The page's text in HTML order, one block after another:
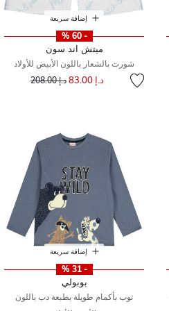
إضافة سريعة
- 60 %
ميتش اند سون
شورت بالشعار باللون الأبيض للأولاد
د.إ 83.00 سعر مخفض من
د.إ 208.00 إلى
إضافة سريعة
- 31 %
بوبولي
توب بأكمام طويلة بطبعة دب باللون